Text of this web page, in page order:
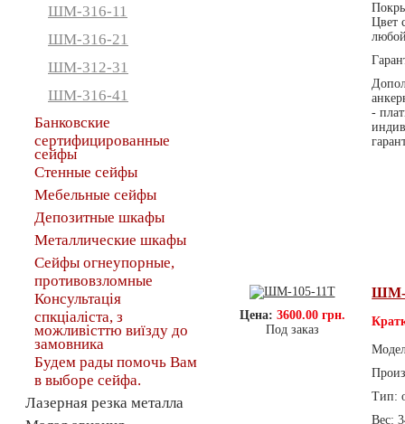
Цвет
-
Цена: 3600.00 грн.
Под заказ
ШМ-
Тип:
Вес:
ШМ-316-11
ШМ-316-21
ШМ-312-31
ШМ-316-41
Банковские
сертифицированные
сейфы
Стенные сейфы
Мебельные сейфы
Депозитные шкафы
Металлические шкафы
Сейфы огнеупорные,
противовзломные
Консультація
спкціаліста, з
можливісттю виїзду до
замовника
Будем рады помочь Вам
в выборе сейфа.
Лазерная резка металла